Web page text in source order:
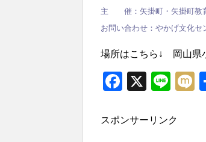
主 催：矢掛町・矢掛町教
お問い合わせ：やかげ文化
場所はこちら↓ 岡山県
X
スポンサーリンク